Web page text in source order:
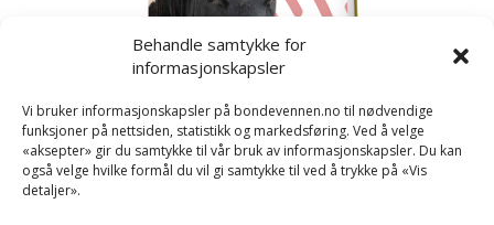
Behandle samtykke for
informasjonskapsler
Vi bruker informasjonskapsler på bondevennen.no til nødvendige
funksjoner på nettsiden, statistikk og markedsføring. Ved å velge
«aksepter» gir du samtykke til vår bruk av informasjonskapsler. Du kan
også velge hvilke formål du vil gi samtykke til ved å trykke på «Vis
detaljer».Kusignal